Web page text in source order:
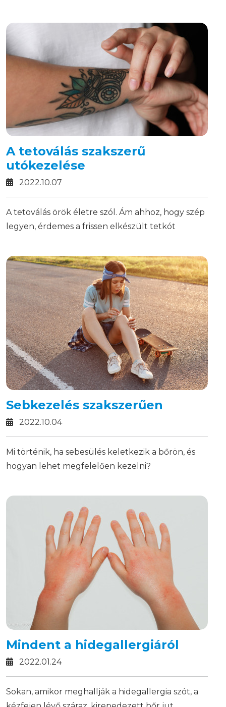
A tetoválás szakszerű
utókezelése
2022.10.07
A tetoválás örök életre szól. Ám ahhoz, hogy szép
legyen, érdemes a frissen elkészült tetkót
Sebkezelés szakszerűen
2022.10.04
Mi történik, ha sebesülés keletkezik a bőrön, és
hogyan lehet megfelelően kezelni?
Mindent a hidegallergiáról
2022.01.24
Sokan, amikor meghallják a hidegallergia szót, a